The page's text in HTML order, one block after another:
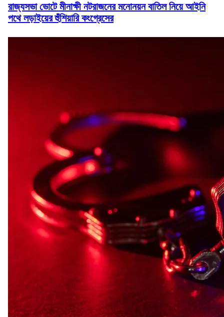
রাজ্যসভা ভোটে মীনাক্ষী নটরাজনের মনোনয়ন বাতিল নিয়ে আইনি
পথে লড়াইয়ের হুঁশিয়ারি কংগ্রেসের